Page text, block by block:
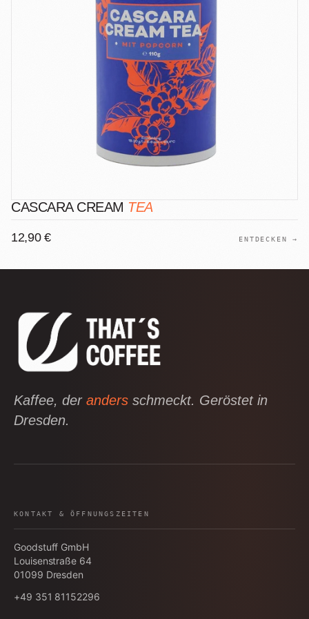
CASCARA CREAM TEA
12,90 € ENTDECKEN →
Kaffee, der anders schmeckt. Geröstet in
Dresden.
KONTAKT & ÖFFNUNGSZEITEN
Goodstuff GmbH
Louisenstraße 64
01099 Dresden
+49 351 81152296